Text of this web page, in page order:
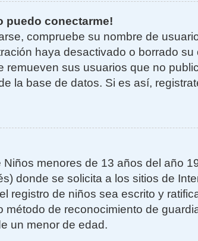
puedo conectarme!
compruebe su nombre de
haya desactivado o borrado su
remueven sus usuarios que no
la base de datos. Si es así,
menores de 13 años del año
donde se solicita a los sitios de
registro de niños sea escrito y
de reconocimiento de
un menor de edad.